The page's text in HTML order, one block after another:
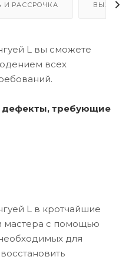
И РАССРОЧКА ВЫЗОВ
L вы сможете
всех
дефекты, требующие
L в кротчайшие
мастера с помощью
для